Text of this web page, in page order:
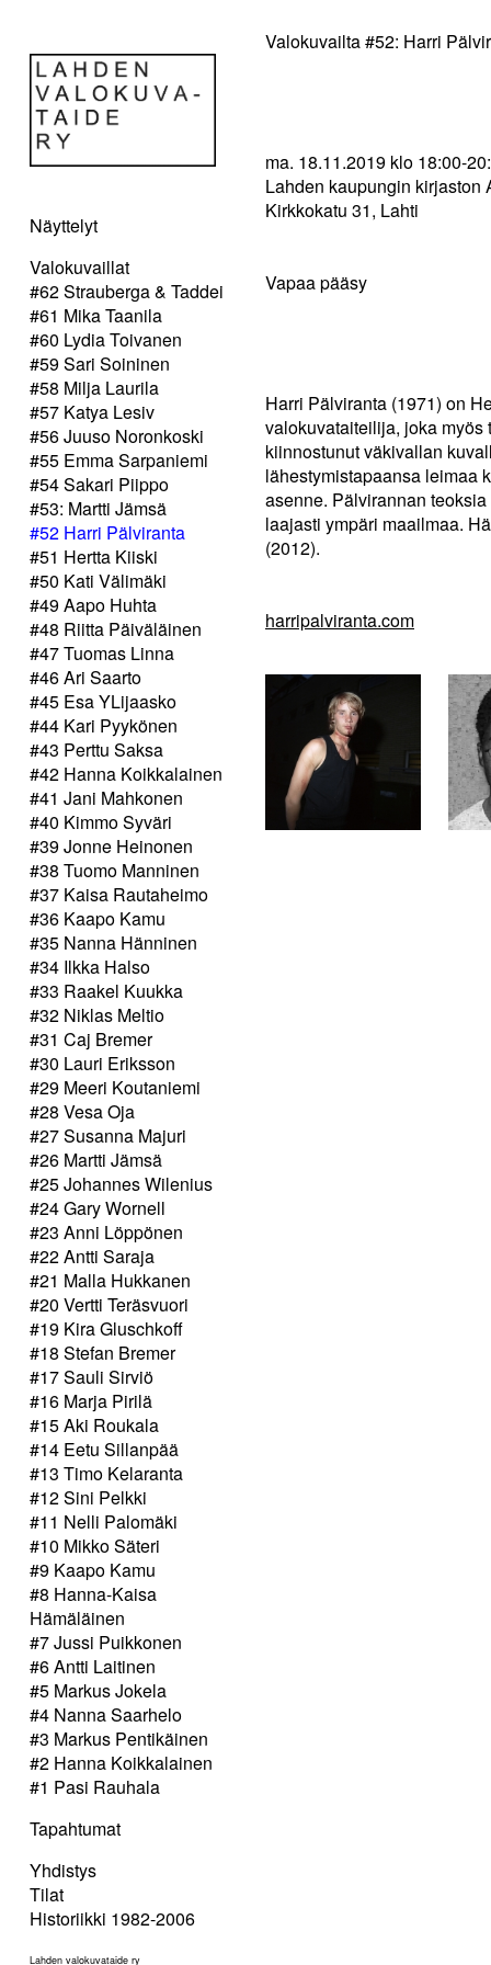
Näyttelyt
Valokuvaillat
#62 Strauberga & Taddei
#61 Mika Taanila
#60 Lydia Toivanen
#59 Sari Soininen
#58 Milja Laurila
#57 Katya Lesiv
#56 Juuso Noronkoski
#55 Emma Sarpaniemi
#54 Sakari Piippo
#53: Martti Jämsä
#52 Harri Pälviranta
#51 Hertta Kiiski
#50 Kati Välimäki
#49 Aapo Huhta
#48 Riitta Päiväläinen
#47 Tuomas Linna
#46 Ari Saarto
#45 Esa YLijaasko
#44 Kari Pyykönen
#43 Perttu Saksa
#42 Hanna Koikkalainen
#41 Jani Mahkonen
#40 Kimmo Syväri
#39 Jonne Heinonen
#38 Tuomo Manninen
#37 Kaisa Rautaheimo
#36 Kaapo Kamu
#35 Nanna Hänninen
#34 Ilkka Halso
#33 Raakel Kuukka
#32 Niklas Meltio
#31 Caj Bremer
#30 Lauri Eriksson
#29 Meeri Koutaniemi
#28 Vesa Oja
#27 Susanna Majuri
#26 Martti Jämsä
#25 Johannes Wilenius
#24 Gary Wornell
#23 Anni Löppönen
#22 Antti Saraja
#21 Malla Hukkanen
#20 Vertti Teräsvuori
#19 Kira Gluschkoff
#18 Stefan Bremer
#17 Sauli Sirviö
#16 Marja Pirilä
#15 Aki Roukala
#14 Eetu Sillanpää
#13 Timo Kelaranta
#12 Sini Pelkki
#11 Nelli Palomäki
#10 Mikko Säteri
#9 Kaapo Kamu
#8 Hanna-Kaisa
Hämäläinen
#7 Jussi Puikkonen
#6 Antti Laitinen
#5 Markus Jokela
#4 Nanna Saarhelo
#3 Markus Pentikäinen
#2 Hanna Koikkalainen
#1 Pasi Rauhala
Tapahtumat
Yhdistys
Tilat
Historiikki 1982-2006
Lahden valokuvataide ry
Valokuvailta #52: Harri
ma. 18.11.2019 klo 18:00-
Lahden kaupungin kirjaston
Kirkkokatu 31, Lahti
Vapaa pääsy
Harri Pälviranta (1971) on
valokuvataiteilija, joka
kiinnostunut väkivallan
lähestymistapaansa leimaa
asenne. Pälvirannan
laajasti ympäri maailmaa.
(2012).
harripalviranta.com